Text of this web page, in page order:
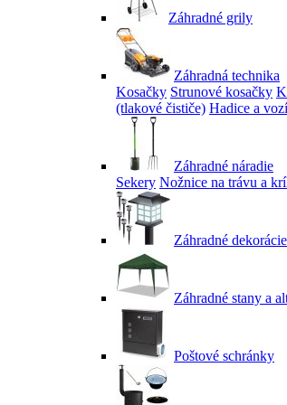
Záhradné grily
Záhradná technika
Kosačky Strunové kosačky
(tlakové čističe) Hadice a
Záhradné náradie
Sekery Nožnice na trávu a
Záhradné dekorácie
Záhradné stany a
Poštové schránky